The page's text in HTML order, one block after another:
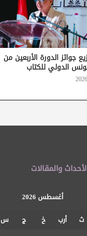
جوائز الدورة الأربعين من
الدولي للكتاب
والمقالات
أغسطس 2026
ث أرب خ ج س